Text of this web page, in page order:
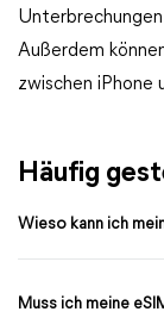
Außerdem
zwischen iPhone
Häufig
Wieso kann ich
Muss ich meine